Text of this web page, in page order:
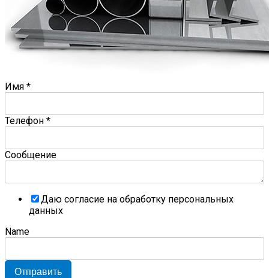
Имя *
Телефон *
Сообщение
Даю согласие на обработку персональных
данных
Name
Отправить